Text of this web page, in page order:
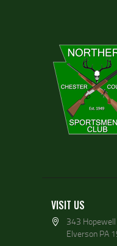
VISIT US
343
Elverson PA